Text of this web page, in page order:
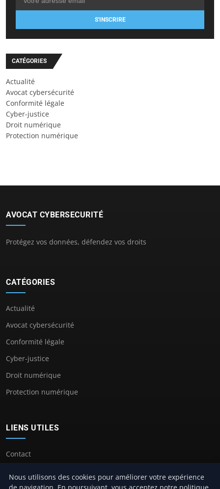
S'INSCRIRE
CATÉGORIES
Actualité
Avocat cybersécurité
Conformité légale
Cyber-justice
Droit numérique
Protection numérique
AVOCAT CYBERSECURITÉ
Protégez vos données, défendez vos droits
CATÉGORIES
Actualité
Avocat cybersécurité
Conformité légale
Cyber-justice
Droit numérique
Protection numérique
LIENS UTILES
Contact
Nous utilisons des cookies pour améliorer votre expérience